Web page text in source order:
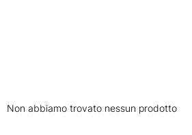
Non abbiamo trovato nessun prodotto